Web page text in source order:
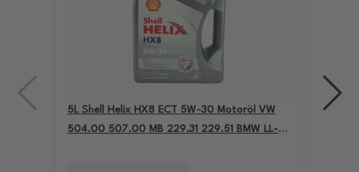
5L Shell Helix HX8 ECT 5W-30 Motoröl VW
504.00 507.00 MB 229.31 229.51 BMW LL-04